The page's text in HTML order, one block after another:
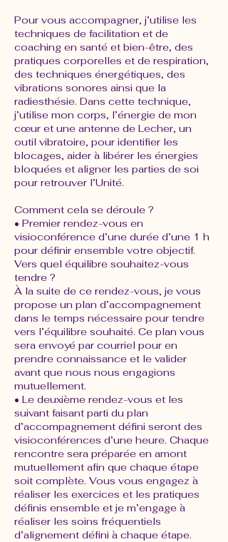
Pour vous accompagner, j’utilise les
techniques de facilitation et de
coaching en santé et bien-être, des
pratiques corporelles et de respiration,
des techniques énergétiques, des
vibrations sonores ainsi que la
radiesthésie. Dans cette technique,
j’utilise mon corps, l’énergie de mon
cœur et une antenne de Lecher, un
outil vibratoire, pour identifier les
blocages, aider à libérer les énergies
bloquées et aligner les parties de soi
pour retrouver l’Unité.
Comment cela se déroule ?
• Premier rendez-vous en
visioconférence d’une durée d’une 1 h
pour définir ensemble votre objectif.
Vers quel équilibre souhaitez-vous
tendre ?
À la suite de ce rendez-vous, je vous
propose un plan d’accompagnement
dans le temps nécessaire pour tendre
vers l’équilibre souhaité. Ce plan vous
sera envoyé par courriel pour en
prendre connaissance et le valider
avant que nous nous engagions
mutuellement.
• Le deuxième rendez-vous et les
suivant faisant parti du plan
d’accompagnement défini seront des
visioconférences d’une heure. Chaque
rencontre sera préparée en amont
mutuellement afin que chaque étape
soit complète. Vous vous engagez à
réaliser les exercices et les pratiques
définis ensemble et je m’engage à
réaliser les soins fréquentiels
d’alignement défini à chaque étape.